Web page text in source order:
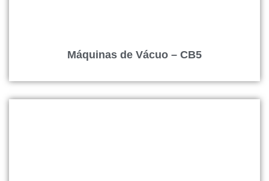
Máquinas de Vácuo – CB5